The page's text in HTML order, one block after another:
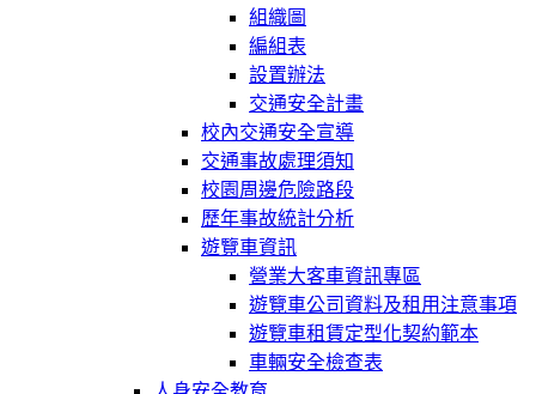
組織圖
編組表
設置辦法
交通安全計畫
校內交通安全宣導
交通事故處理須知
校園周邊危險路段
歷年事故統計分析
遊覽車資訊
營業大客車資訊專區
遊覽車公司資料及租用注意事項
遊覽車租賃定型化契約範本
車輛安全檢查表